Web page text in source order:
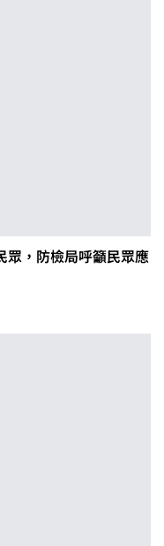
，防檢局呼籲民眾應